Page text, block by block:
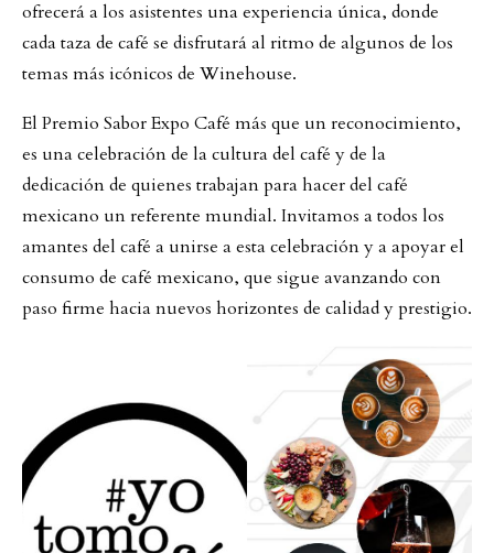
ofrecerá a los asistentes una experiencia única, donde
cada taza de café se disfrutará al ritmo de algunos de los
temas más icónicos de Winehouse.
El Premio Sabor Expo Café más que un reconocimiento,
es una celebración de la cultura del café y de la
dedicación de quienes trabajan para hacer del café
mexicano un referente mundial. Invitamos a todos los
amantes del café a unirse a esta celebración y a apoyar el
consumo de café mexicano, que sigue avanzando con
paso firme hacia nuevos horizontes de calidad y prestigio.